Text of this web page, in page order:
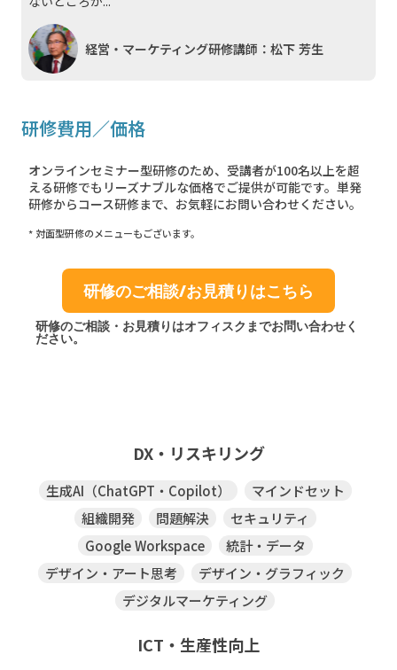
経営・マーケティング研修講師：松下 芳生
研修費用／価格
オンラインセミナー型研修のため、受講者が100名以上を超
える研修でもリーズナブルな価格でご提供が可能です。単発
研修からコース研修まで、お気軽にお問い合わせください。
* 対面型研修のメニューもございます。
研修のご相談/お見積りはこちら
研修のご相談・お見積りはオフィスクまでお問い合わせく
ださい。
DX・リスキリング
生成AI（ChatGPT・Copilot）
マインドセット
組織開発
問題解決
セキュリティ
Google Workspace
統計・データ
デザイン・アート思考
デザイン・グラフィック
デジタルマーケティング
ICT・生産性向上